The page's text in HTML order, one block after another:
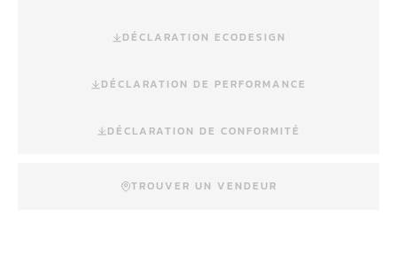
DÉCLARATION ECODESIGN
DÉCLARATION DE PERFORMANCE
DÉCLARATION DE CONFORMITÉ
TROUVER UN VENDEUR